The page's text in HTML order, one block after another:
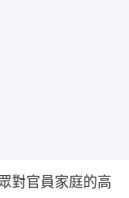
對官員家庭的高